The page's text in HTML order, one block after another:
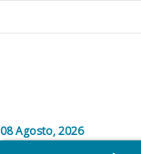
08 Agosto, 2026